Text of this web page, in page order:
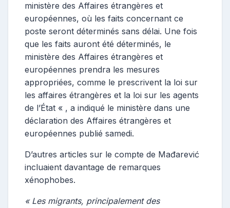
ministère des Affaires étrangères et
européennes, où les faits concernant ce
poste seront déterminés sans délai. Une fois
que les faits auront été déterminés, le
ministère des Affaires étrangères et
européennes prendra les mesures
appropriées, comme le prescrivent la loi sur
les affaires étrangères et la loi sur les agents
de l’État « , a indiqué le ministère dans une
déclaration des Affaires étrangères et
européennes publié samedi.
D’autres articles sur le compte de Mađarević
incluaient davantage de remarques
xénophobes.
« Les migrants, principalement des